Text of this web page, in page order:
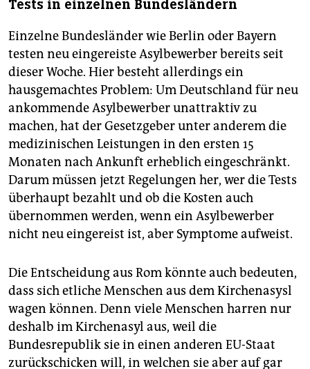
Tests in einzelnen Bundesländern
Einzelne Bundesländer wie Berlin oder Bayern
testen neu eingereiste Asylbewerber bereits seit
dieser Woche. Hier besteht allerdings ein
hausgemachtes Problem: Um Deutschland für neu
ankommende Asylbewerber unattraktiv zu
machen, hat der Gesetzgeber unter anderem die
medizinischen Leistungen in den ersten 15
Monaten nach Ankunft erheblich eingeschränkt.
Darum müssen jetzt Regelungen her, wer die Tests
überhaupt bezahlt und ob die Kosten auch
übernommen werden, wenn ein Asylbewerber
nicht neu eingereist ist, aber Symptome aufweist.
Die Entscheidung aus Rom könnte auch bedeuten,
dass sich etliche Menschen aus dem Kirchenasysl
wagen können. Denn viele Menschen harren nur
deshalb im Kirchenasyl aus, weil die
Bundesrepublik sie in einen anderen EU-Staat
zurückschicken will, in welchen sie aber auf gar